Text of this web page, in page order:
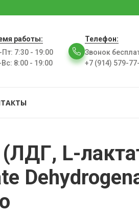
работы:
Пт: 7:30 - 19:00
Вс: 8:00 - 19:00
Телефон:
Звонок
+7 (914) 579-
L-